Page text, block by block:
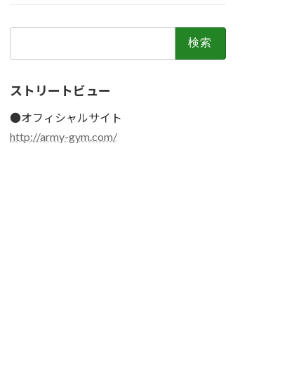
ストリートビュー
●オフィシャルサイト
http://army-gym.com/